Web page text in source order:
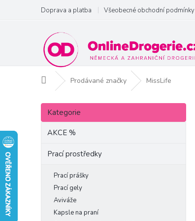
obsah
Doprava a platba Všeobecné obchodní podmínky
Domů Prodávané značky MissLife
P
s
Přeskočit
kategorie
Kategorie
AKCE %
Prací prostředky
Prací prášky
Prací gely
Aviváže
Kapsle na praní